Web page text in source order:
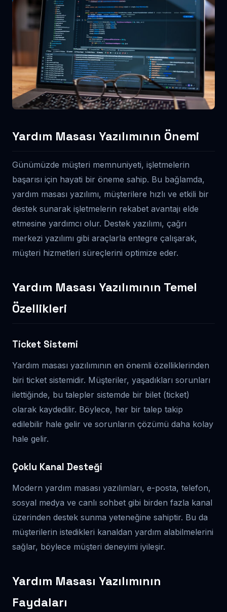
Yardım Masası Yazılımının Önemi
Günümüzde müşteri memnuniyeti, işletmelerin
başarısı için hayati bir öneme sahip. Bu bağlamda,
yardım masası yazılımı, müşterilere hızlı ve etkili bir
destek sunarak işletmelerin rekabet avantajı elde
etmesine yardımcı olur. Destek yazılımı, çağrı
merkezi yazılımı gibi araçlarla entegre çalışarak,
müşteri hizmetleri süreçlerini optimize eder.
Yardım Masası Yazılımının Temel
Özellikleri
Ticket Sistemi
Yardım masası yazılımının en önemli özelliklerinden
biri ticket sistemidir. Müşteriler, yaşadıkları sorunları
ilettiğinde, bu talepler sistemde bir bilet (ticket)
olarak kaydedilir. Böylece, her bir talep takip
edilebilir hale gelir ve sorunların çözümü daha kolay
hale gelir.
Çoklu Kanal Desteği
Modern yardım masası yazılımları, e-posta, telefon,
sosyal medya ve canlı sohbet gibi birden fazla kanal
üzerinden destek sunma yeteneğine sahiptir. Bu da
müşterilerin istedikleri kanaldan yardım alabilmelerini
sağlar, böylece müşteri deneyimi iyileşir.
Yardım Masası Yazılımının
Faydaları